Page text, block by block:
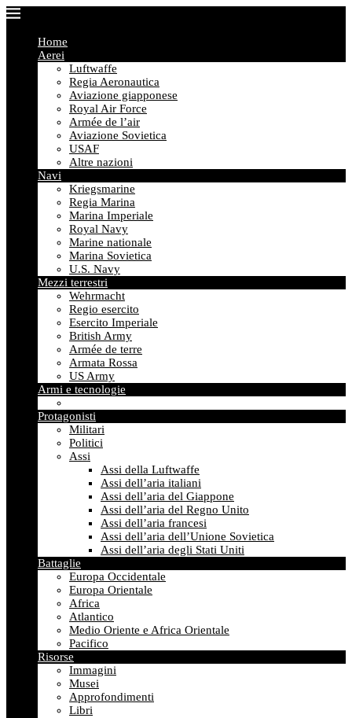
Home
Aerei
Luftwaffe
Regia Aeronautica
Aviazione giapponese
Royal Air Force
Armée de l’air
Aviazione Sovietica
USAF
Altre nazioni
Navi
Kriegsmarine
Regia Marina
Marina Imperiale
Royal Navy
Marine nationale
Marina Sovietica
U.S. Navy
Mezzi terrestri
Wehrmacht
Regio esercito
Esercito Imperiale
British Army
Armée de terre
Armata Rossa
US Army
Armi e tecnologie
Protagonisti
Militari
Politici
Assi
Assi della Luftwaffe
Assi dell’aria italiani
Assi dell’aria del Giappone
Assi dell’aria del Regno Unito
Assi dell’aria francesi
Assi dell’aria dell’Unione Sovietica
Assi dell’aria degli Stati Uniti
Battaglie
Europa Occidentale
Europa Orientale
Africa
Atlantico
Medio Oriente e Africa Orientale
Pacifico
Risorse
Immagini
Musei
Approfondimenti
Libri